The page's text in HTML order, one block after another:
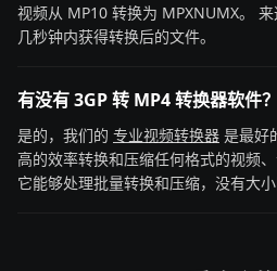
视频从 MP10 转换为 MPXNUMX。
几秒钟内获得转换后的文件。
有没有 3GP 转 MP4 转换器软件？
是的，我们的 专业视频转换器 是最好
高的效率转换和压缩任何格式的视频
它能够处理批量转换和压缩，没有大小